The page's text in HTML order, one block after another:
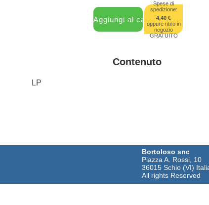
Spese di
spedizione:
4,40 €
oppure ritiro in
negozio
GRATUITO
Contenuto
LP
Bortoloso snc
Piazza A. Rossi, 10
36015 Schio (VI)
All rights Reserved